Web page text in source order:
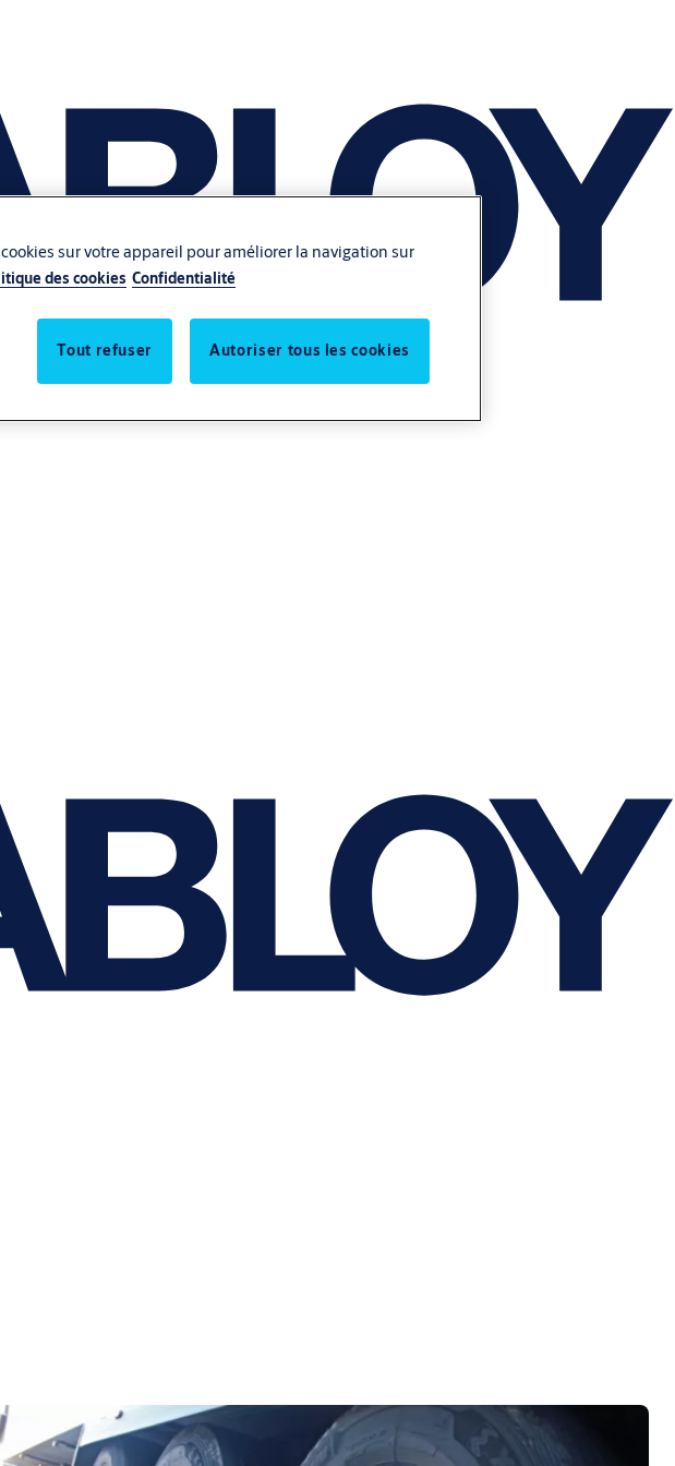
sur votre appareil pour améliorer la navigation sur
des cookies Confidentialité
Tout refuser Autoriser tous les cookies